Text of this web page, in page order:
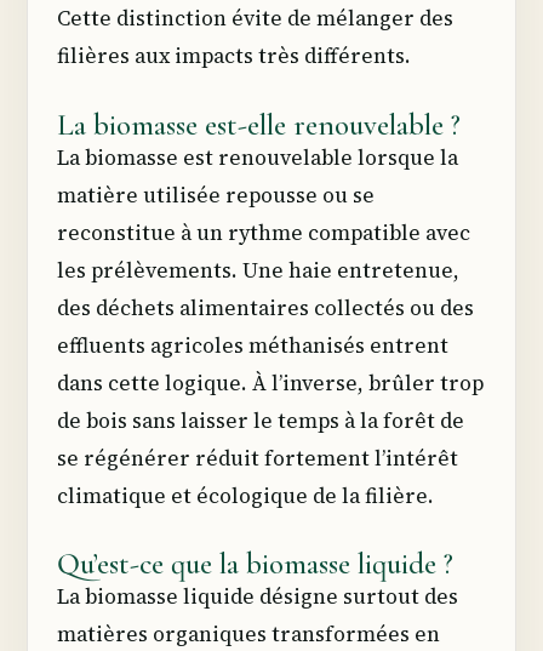
Cette distinction évite de mélanger des
filières aux impacts très différents.
La biomasse est-elle renouvelable ?
La biomasse est renouvelable lorsque la
matière utilisée repousse ou se
reconstitue à un rythme compatible avec
les prélèvements. Une haie entretenue,
des déchets alimentaires collectés ou des
effluents agricoles méthanisés entrent
dans cette logique. À l’inverse, brûler trop
de bois sans laisser le temps à la forêt de
se régénérer réduit fortement l’intérêt
climatique et écologique de la filière.
Qu’est-ce que la biomasse liquide ?
La biomasse liquide désigne surtout des
matières organiques transformées en